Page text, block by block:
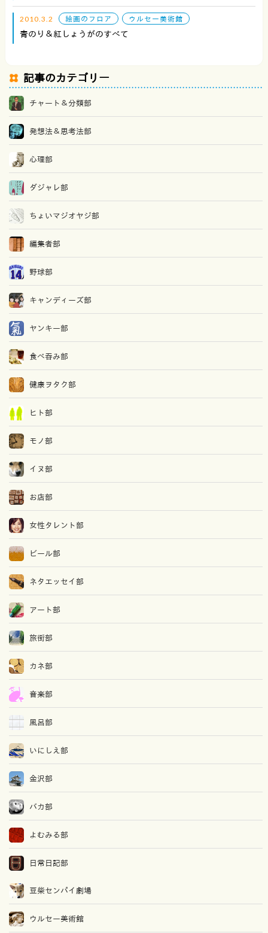
2010.3.2 絵画のフロア ウルセー美術館
青のり＆紅しょうがのすべて
記事のカテゴリー
チャート＆分類部
発想法＆思考法部
心理部
ダジャレ部
ちょいマジオヤジ部
編集者部
野球部
キャンディーズ部
ヤンキー部
食べ吞み部
健康ヲタク部
ヒト部
モノ部
イヌ部
お店部
女性タレント部
ビール部
ネタエッセイ部
アート部
旅街部
カネ部
音楽部
風呂部
いにしえ部
金沢部
バカ部
よむみる部
日常日記部
豆柴センパイ劇場
ウルセー美術館